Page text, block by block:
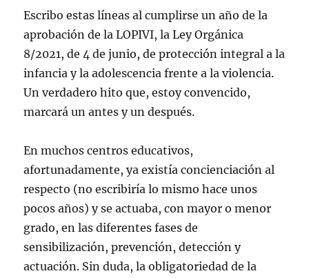
Escribo estas líneas al cumplirse un año de la
aprobación de la LOPIVI, la Ley Orgánica
8/2021, de 4 de junio, de protección integral a la
infancia y la adolescencia frente a la violencia.
Un verdadero hito que, estoy convencido,
marcará un antes y un después.
En muchos centros educativos,
afortunadamente, ya existía concienciación al
respecto (no escribiría lo mismo hace unos
pocos años) y se actuaba, con mayor o menor
grado, en las diferentes fases de
sensibilización, prevención, detección y
actuación. Sin duda, la obligatoriedad de la